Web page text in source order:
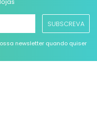
SUBSCREVA
newsletter quando quiser